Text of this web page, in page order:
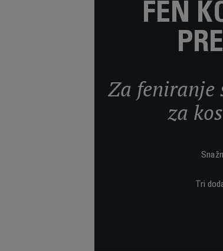
FEN
Za feniranje
za
Tri